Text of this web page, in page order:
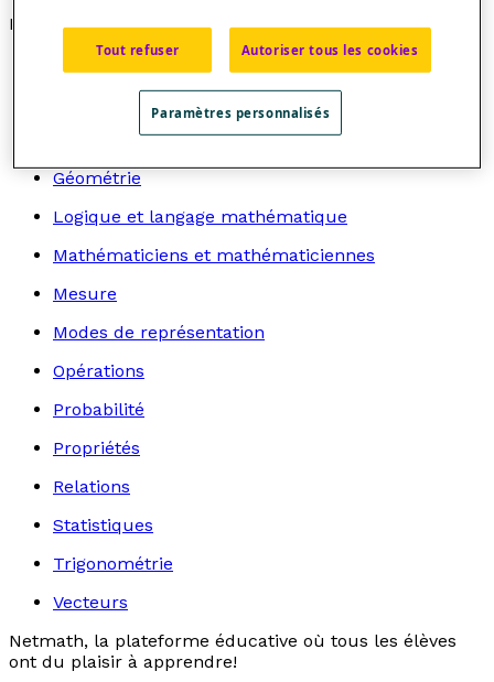
Recherche par thème
Algèbre
Géométrie
Logique et langage mathématique
Mathématiciens et mathématiciennes
Mesure
Modes de représentation
Opérations
Probabilité
Propriétés
Relations
Statistiques
Trigonométrie
Vecteurs
Netmath, la plateforme éducative où tous les élèves
ont du plaisir à apprendre!
Tout refuser Autoriser tous les cookies
Paramètres personnalisés